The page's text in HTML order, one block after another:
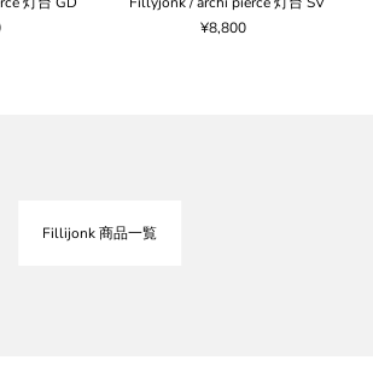
¥8,800
Fillijonk 商品一覧